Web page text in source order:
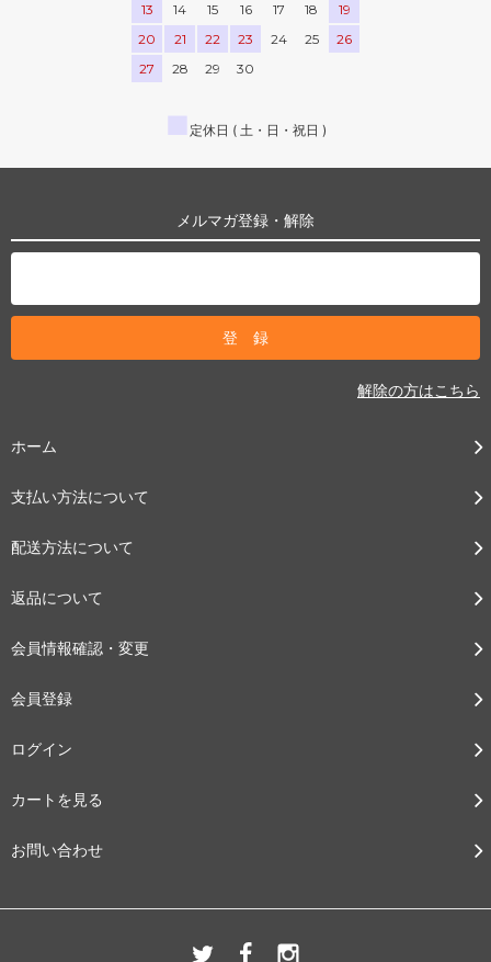
13
14 15 16 17 18
19
20
21 22 23 24 25
26
27
28 29 30
■ 定休日 ( 土・日・祝日 )
メルマガ登録・解除
解除の方はこちら
ホーム
支払い方法について
配送方法について
返品について
会員情報確認・変更
会員登録
ログイン
カートを見る
お問い合わせ